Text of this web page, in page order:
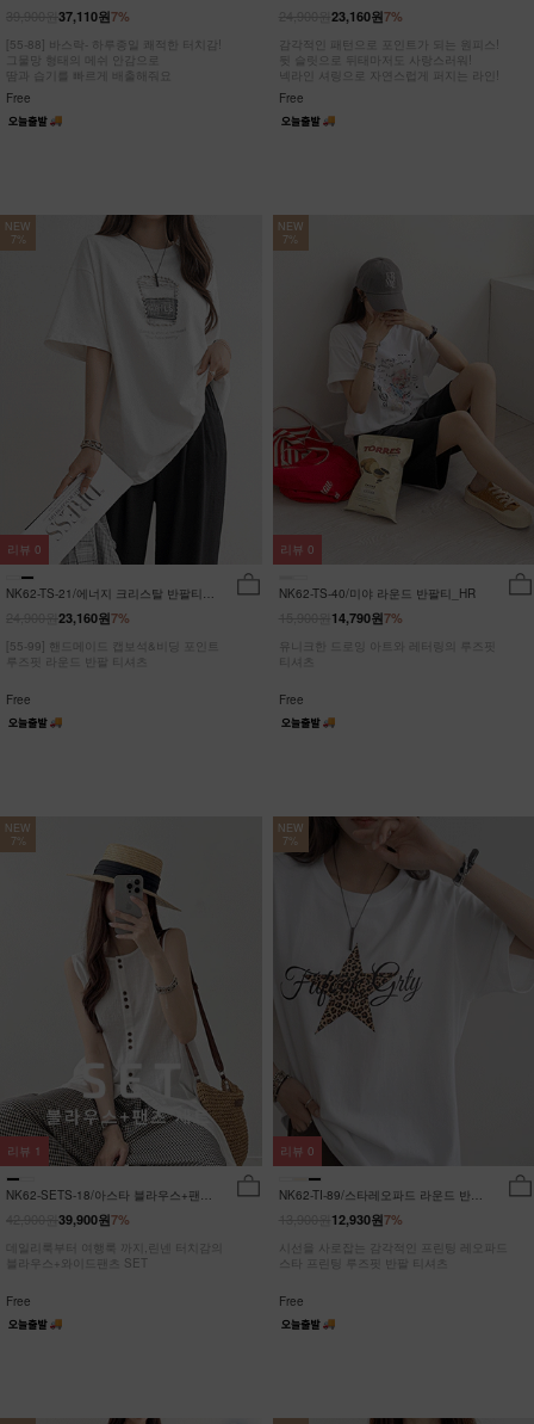
7%
37,110원
[55-88] 바스락- 하루종일 쾌적한 터치감!
그물망 형태의 메쉬 안감으로
땀과 습기를 빠르게 배출해줘요
Free
7%
23,160원
감각적인 패턴으로 포인트가 되는 원피스!
뒷 슬릿으로 뒤태마저도 사랑스러워!
넥라인 셔링으로 자연스럽게 퍼지는 라인!
Free
NEW
7%
NK62-TS-21/에너지 크리스탈 반팔티
7%
23,160원
[55-99] 핸드메이드 캡보석&비딩 포인트
루즈핏 라운드 반팔 티셔츠
Free
리뷰 0
NEW
7%
NK62-TS-40/미야 라운드 반팔티_HR
7%
14,790원
유니크한 드로잉 아트와 레터링의 루즈핏
티셔츠
Free
리뷰 0
NEW
7%
NK62-SETS-18/아스타 블라우스+팬츠
7%
39,900원
데일리룩부터 여행룩 까지,린넨 터치감의
블라우스+와이드팬츠 SET
Free
리뷰 1
NEW
7%
NK62-TI-89/스타레오파드 라운드 반팔
7%
12,930원
시선을 사로잡는 감각적인 프린팅 레오파드
스타 프린팅 루즈핏 반팔 티셔츠
Free
리뷰 0